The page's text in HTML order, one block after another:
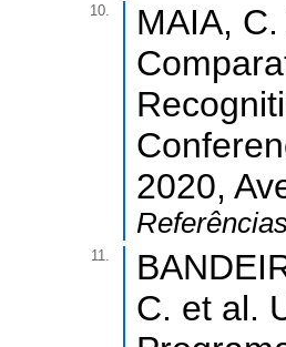
10.
MAIA,
2020,
11.
C. et al.